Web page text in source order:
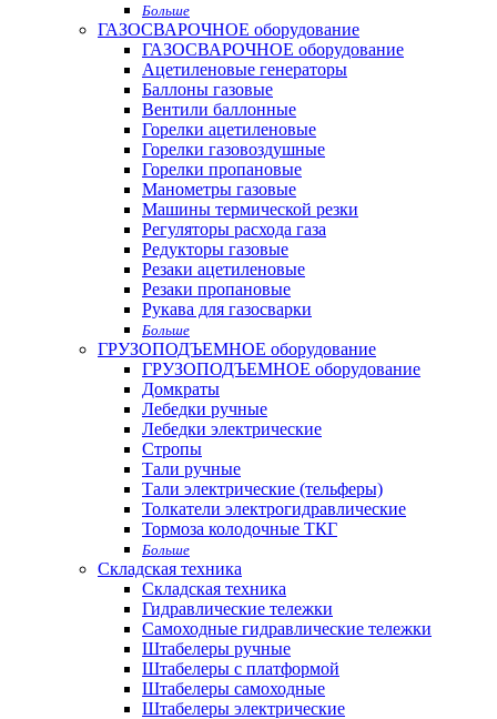
Больше
ГАЗОСВАРОЧНОЕ оборудование
ГАЗОСВАРОЧНОЕ оборудование
Ацетиленовые генераторы
Баллоны газовые
Вентили баллонные
Горелки ацетиленовые
Горелки газовоздушные
Горелки пропановые
Манометры газовые
Машины термической резки
Регуляторы расхода газа
Редукторы газовые
Резаки ацетиленовые
Резаки пропановые
Рукава для газосварки
Больше
ГРУЗОПОДЪЕМНОЕ оборудование
ГРУЗОПОДЪЕМНОЕ оборудование
Домкраты
Лебедки ручные
Лебедки электрические
Стропы
Тали ручные
Тали электрические (тельферы)
Толкатели электрогидравлические
Тормоза колодочные ТКГ
Больше
Складская техника
Складская техника
Гидравлические тележки
Самоходные гидравлические тележки
Штабелеры ручные
Штабелеры с платформой
Штабелеры самоходные
Штабелеры электрические